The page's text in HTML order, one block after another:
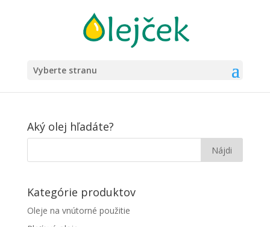
Vyberte stranu
Aký olej hľadáte?
Kategórie produktov
Oleje na vnútorné použitie